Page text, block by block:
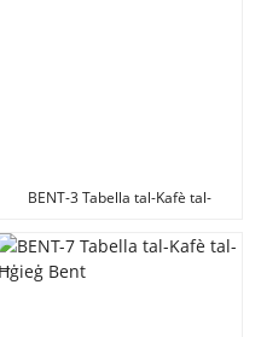
BENT-3 Tabella tal-Kafè tal-